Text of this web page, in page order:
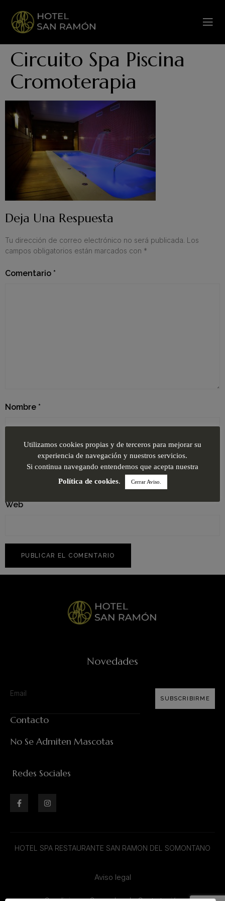
Circuito Spa Piscina
Cromoterapia
Deja Una Respuesta
Tu dirección de correo electrónico no será publicada. Los
campos obligatorios están marcados con *
Comentario *
Nombre *
Correo electrónico*
Web
Novedades
SUBSCRIBIRME
Contacto
No Se Admiten Mascotas
Redes Sociales
HOTEL SPA RESTAURANTE SAN RAMON DEL SOMONTANO
Aviso legal
Utilizamos cookies propias y de terceros para mejorar su
experiencia de navegación y nuestros servicios.
Si continua navegando entendemos que acepta nuestra
Política de cookies. Cerrar Aviso.